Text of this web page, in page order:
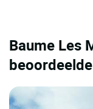
Baume Les